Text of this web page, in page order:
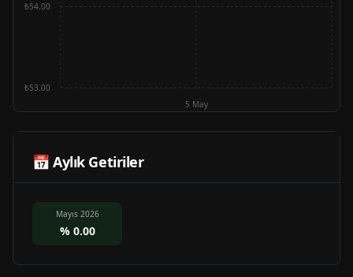
5 May
₺53.00
₺54.00
📅 Aylık Getiriler
Mayıs 2026
% 0.00